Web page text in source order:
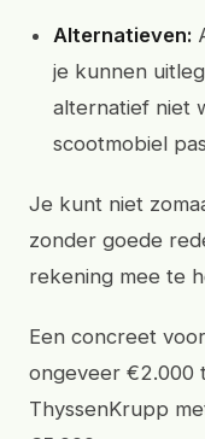
Alternatieven:
je kunnen
alternatief niet
scootmobiel
Je kunt niet
zonder goede
rekening mee te
Een concreet
ongeveer €2.000
ThyssenKrupp